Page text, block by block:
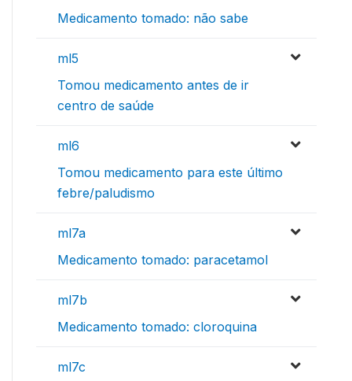
Medicamento tomado: não sabe
ml5
Tomou medicamento antes de ir
centro de saúde
ml6
Tomou medicamento para este último
febre/paludismo
ml7a
Medicamento tomado: paracetamol
ml7b
Medicamento tomado: cloroquina
ml7c